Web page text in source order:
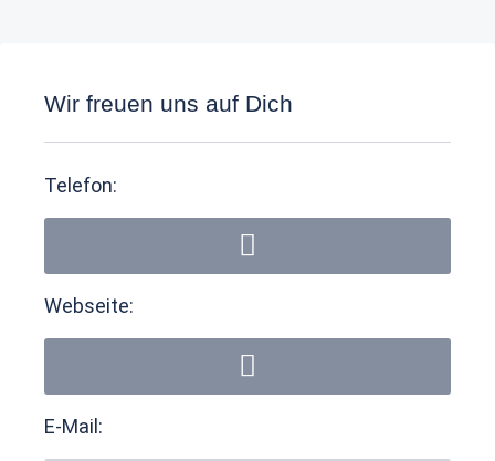
Wir freuen uns auf Dich
Telefon:
Webseite:
E-Mail: